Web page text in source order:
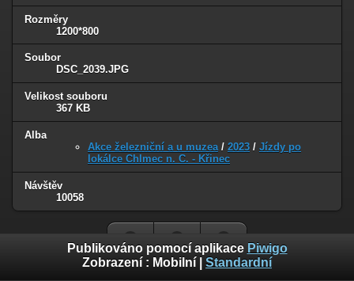
Rozměry
1200*800
Soubor
DSC_2039.JPG
Velikost souboru
367 KB
Alba
Akce železniční a u muzea/ 2023 / Jízdy po
lokálce Chlmec n. C. - Křinec
Návštěv
10058
Publikováno pomocí aplikace Piwigo
Zobrazení : Mobilní Standardní